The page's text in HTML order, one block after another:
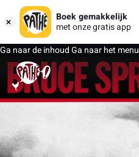
Boek gemakkelijk
met onze gratis app
Ga naar de inhoudGa naar het menu